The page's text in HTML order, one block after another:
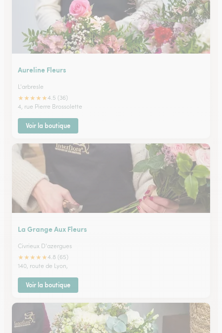
Aureline Fleurs
L'arbresle
★★★★★4.5 (36)
4, rue Pierre Brossolette
Voir la boutique
La Grange Aux Fleurs
Civrieux D'azergues
★★★★★4.8 (65)
140, route de Lyon,
Voir la boutique